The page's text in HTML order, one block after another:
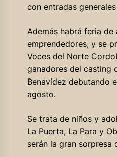
con entradas
Además habrá feria de
emprendedores, y se
Voces del Norte
ganadores del casting
Benavídez debutando
agosto.
Se trata de niños y
La Puerta, La Para y
serán la gran sorpresa